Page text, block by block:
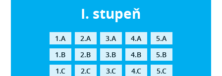
I. stupeň
1.A
1.B
1.C
2.A
2.B
2.C
3.A
3.B
3.C
4.A
4.B
4.C
5.A
5.B
5.C